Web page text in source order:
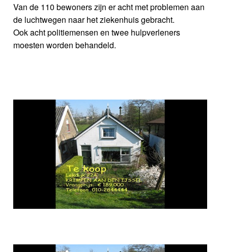
Van de 110 bewoners zijn er acht met problemen aan
de luchtwegen naar het ziekenhuis gebracht.
Ook acht politiemensen en twee hulpverleners
moesten worden behandeld.